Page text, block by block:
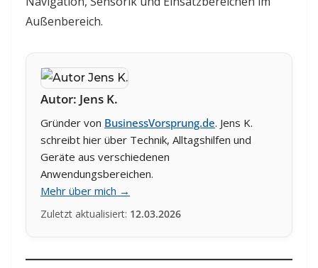
Außenbereich.
Autor: Jens K.
Gründer von BusinessVorsprung.de. Jens K.
schreibt hier über Technik, Alltagshilfen und
Geräte aus verschiedenen
Anwendungsbereichen.
Mehr über mich →
Zuletzt aktualisiert: 12.03.2026